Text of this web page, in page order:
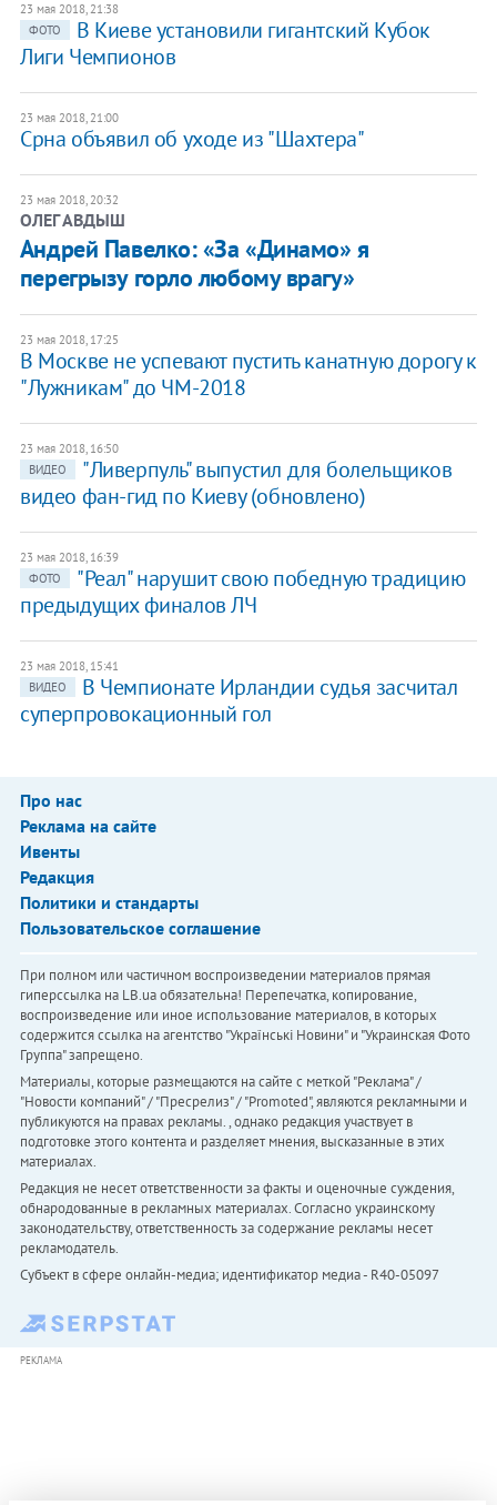
23 мая 2018, 21:38
ФОТО
В Киеве установили гигантский Кубок
Лиги Чемпионов
23 мая 2018, 21:00
Срна объявил об уходе из "Шахтера"
23 мая 2018, 20:32
ОЛЕГ АВДЫШ
Андрей Павелко: «За «Динамо» я
перегрызу горло любому врагу»
23 мая 2018, 17:25
В Москве не успевают пустить канатную дорогу к
"Лужникам" до ЧМ-2018
23 мая 2018, 16:50
ВИДЕО
"Ливерпуль" выпустил для болельщиков
видео фан-гид по Киеву (обновлено)
23 мая 2018, 16:39
ФОТО
"Реал" нарушит свою победную традицию
предыдущих финалов ЛЧ
23 мая 2018, 15:41
ВИДЕО
В Чемпионате Ирландии судья засчитал
суперпровокационный гол
Про нас
Реклама на сайте
Ивенты
Редакция
Политики и стандарты
Пользовательское соглашение
При полном или частичном воспроизведении материалов прямая
гиперссылка на LB.ua обязательна! Перепечатка, копирование,
воспроизведение или иное использование материалов, в которых
содержится ссылка на агентство "Українськi Новини" и "Украинская Фото
Группа" запрещено.
Материалы, которые размещаются на сайте с меткой "Реклама" /
"Новости компаний" / "Пресрелиз" / "Promoted", являются рекламными и
публикуются на правах рекламы. , однако редакция участвует в
подготовке этого контента и разделяет мнения, высказанные в этих
материалах.
Редакция не несет ответственности за факты и оценочные суждения,
обнародованные в рекламных материалах. Согласно украинскому
законодательству, ответственность за содержание рекламы несет
рекламодатель.
Субъект в сфере онлайн-медиа; идентификатор медиа - R40-05097
РЕКЛАМА